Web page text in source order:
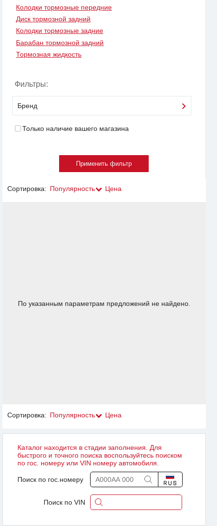
Колодки тормозные передние
Диск тормозной задний
Колодки тормозные задние
Барабан тормозной задний
Тормозная жидкость
Фильтры:
Бренд
Только наличие вашего магазина
Сортировка: Популярность Цена
По указанным параметрам предложений не найдено.
Сортировка: Популярность Цена
Каталог находится в стадии заполнения. Для
быстрого и точного поиска воспользуйтесь поиском
по гос. номеру или VIN номеру автомобиля.
Поиск по гос.номеру
Поиск по VIN